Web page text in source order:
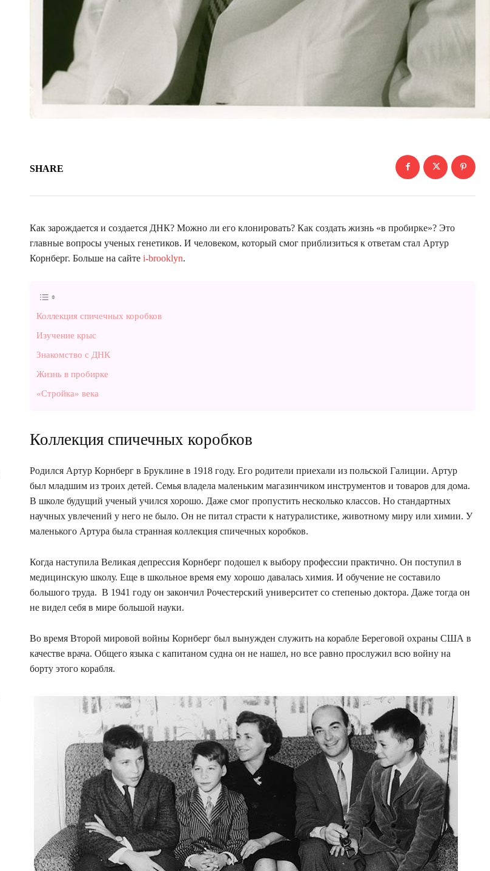
SHARE
Как зарождается и создается ДНК? Можно ли его клонировать? Как создать жизнь «в пробирке»? Это
главные вопросы ученых генетиков. И человеком, который смог приблизиться к ответам стал Артур
Корнберг. Больше на сайте i-brooklyn.
Коллекция спичечных коробков
Изучение крыс
Знакомство с ДНК
Жизнь в пробирке
«Стройка» века
Коллекция спичечных коробков
Родился Артур Корнберг в Бруклине в 1918 году. Его родители приехали из польской Галиции. Артур
был младшим из троих детей. Семья владела маленьким магазинчиком инструментов и товаров для дома.
В школе будущий ученый учился хорошо. Даже смог пропустить несколько классов. Но стандартных
научных увлечений у него не было. Он не питал страсти к натуралистике, животному миру или химии. У
маленького Артура была странная коллекция спичечных коробков.
Когда наступила Великая депрессия Корнберг подошел к выбору профессии практично. Он поступил в
медицинскую школу. Еще в школьное время ему хорошо давалась химия. И обучение не составило
большого труда. В 1941 году он закончил Рочестерский университет со степенью доктора. Даже тогда он
не видел себя в мире большой науки.
Во время Второй мировой войны Корнберг был вынужден служить на корабле Береговой охраны США в
качестве врача. Общего языка с капитаном судна он не нашел, но все равно прослужил всю войну на
борту этого корабля.